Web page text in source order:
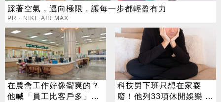
踩著空氣，邁向極限，讓每一步都輕盈有力
PR・NIKE AIR MAX
在農會工作好像蠻爽的？
他喊「員工比客戶多」內
科技男下班只想在家耍
廢！他列33項休閒娛樂 網